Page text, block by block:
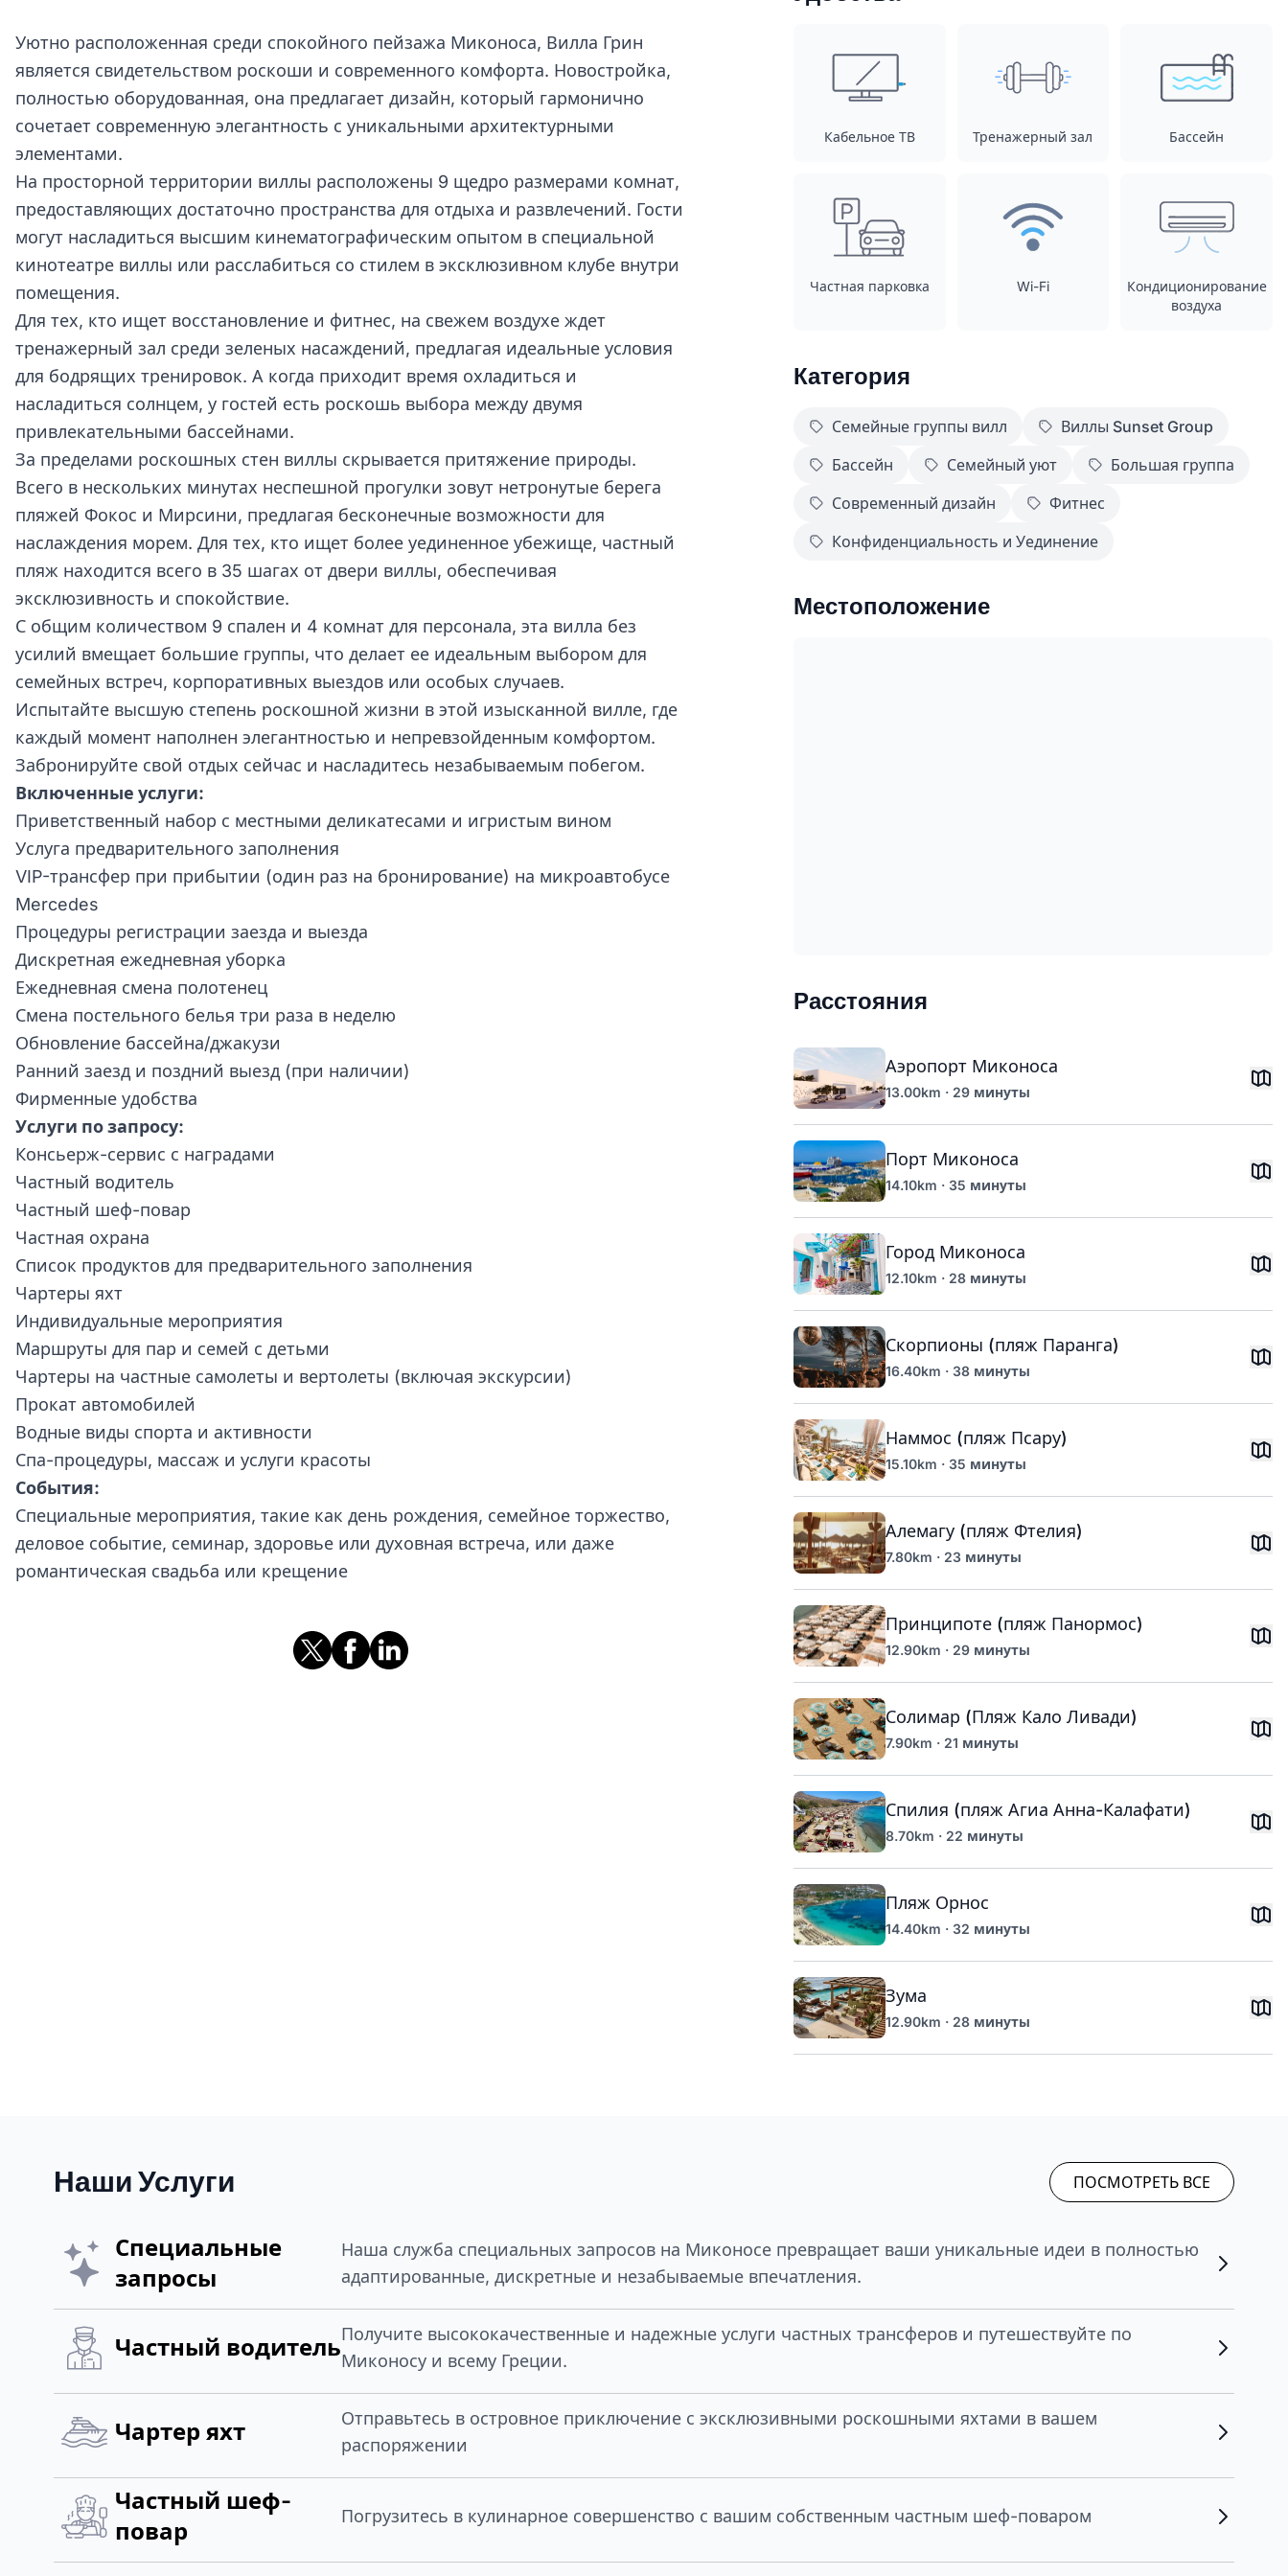
Уютно расположенная среди спокойного пейзажа Миконоса, Вилла Грин
является свидетельством роскоши и современного комфорта. Новостройка,
полностью оборудованная, она предлагает дизайн, который гармонично
сочетает современную элегантность с уникальными архитектурными
элементами.
На просторной территории виллы расположены 9 щедро размерами комнат,
предоставляющих достаточно пространства для отдыха и развлечений. Гости
могут насладиться высшим кинематографическим опытом в специальной
кинотеатре виллы или расслабиться со стилем в эксклюзивном клубе внутри
помещения.
Для тех, кто ищет восстановление и фитнес, на свежем воздухе ждет
тренажерный зал среди зеленых насаждений, предлагая идеальные условия
для бодрящих тренировок. А когда приходит время охладиться и
насладиться солнцем, у гостей есть роскошь выбора между двумя
привлекательными бассейнами.
За пределами роскошных стен виллы скрывается притяжение природы.
Всего в нескольких минутах неспешной прогулки зовут нетронутые берега
пляжей Фокос и Мирсини, предлагая бесконечные возможности для
наслаждения морем. Для тех, кто ищет более уединенное убежище, частный
пляж находится всего в 35 шагах от двери виллы, обеспечивая
эксклюзивность и спокойствие.
С общим количеством 9 спален и 4 комнат для персонала, эта вилла без
усилий вмещает большие группы, что делает ее идеальным выбором для
семейных встреч, корпоративных выездов или особых случаев.
Испытайте высшую степень роскошной жизни в этой изысканной вилле, где
каждый момент наполнен элегантностью и непревзойденным комфортом.
Забронируйте свой отдых сейчас и насладитесь незабываемым побегом.
Включенные услуги:
Приветственный набор с местными деликатесами и игристым вином
Услуга предварительного заполнения
VIP-трансфер при прибытии (один раз на бронирование) на микроавтобусе
Mercedes
Процедуры регистрации заезда и выезда
Дискретная ежедневная уборка
Ежедневная смена полотенец
Смена постельного белья три раза в неделю
Обновление бассейна/джакузи
Ранний заезд и поздний выезд (при наличии)
Фирменные удобства
Услуги по запросу:
Консьерж-сервис с наградами
Частный водитель
Частный шеф-повар
Частная охрана
Список продуктов для предварительного заполнения
Чартеры яхт
Индивидуальные мероприятия
Маршруты для пар и семей с детьми
Чартеры на частные самолеты и вертолеты (включая экскурсии)
Прокат автомобилей
Водные виды спорта и активности
Спа-процедуры, массаж и услуги красоты
События:
Специальные мероприятия, такие как день рождения, семейное торжество,
деловое событие, семинар, здоровье или духовная встреча, или даже
романтическая свадьба или крещение
Кабельное ТВ Тренажерный зал Бассейн
Частная парковка Wi-Fi
Кондиционирование
воздуха
Категория
Семейные группы вилл
Виллы Sunset Group
Бассейн
Семейный уют
Большая группа
Современный дизайн
Фитнес
Конфиденциальность и Уединение
Местоположение
Расстояния
Аэропорт Миконоса
13.00km · 29 минуты
Порт Миконоса
14.10km · 35 минуты
Город Миконоса
12.10km · 28 минуты
Скорпионы (пляж Паранга)
16.40km · 38 минуты
Наммос (пляж Псару)
15.10km · 35 минуты
Алемагу (пляж Фтелия)
7.80km · 23 минуты
Принципоте (пляж Панормос)
12.90km · 29 минуты
Солимар (Пляж Кало Ливади)
7.90km · 21 минуты
Спилия (пляж Агиа Анна-Калафати)
8.70km · 22 минуты
Пляж Орнос
14.40km · 32 минуты
Зума
12.90km · 28 минуты
Наши Услуги ПОСМОТРЕТЬ ВСЕ
Специальные
запросы
Наша служба специальных запросов на Миконосе превращает ваши уникальные идеи в полностью
адаптированные, дискретные и незабываемые впечатления.
Частный водительПолучите высококачественные и надежные услуги частных трансферов и путешествуйте по
Миконосу и всему Греции.
Чартер яхт
Отправьтесь в островное приключение с эксклюзивными роскошными яхтами в вашем
распоряжении
Частный шеф-
повар
Погрузитесь в кулинарное совершенство с вашим собственным частным шеф-поваром